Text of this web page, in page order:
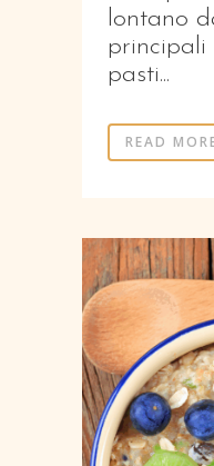
lontano
principali
pasti...
READ